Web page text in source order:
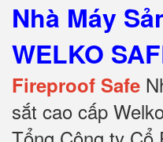
Nhà Máy
WELKO
Fireproof Safe
sắt cao cấp